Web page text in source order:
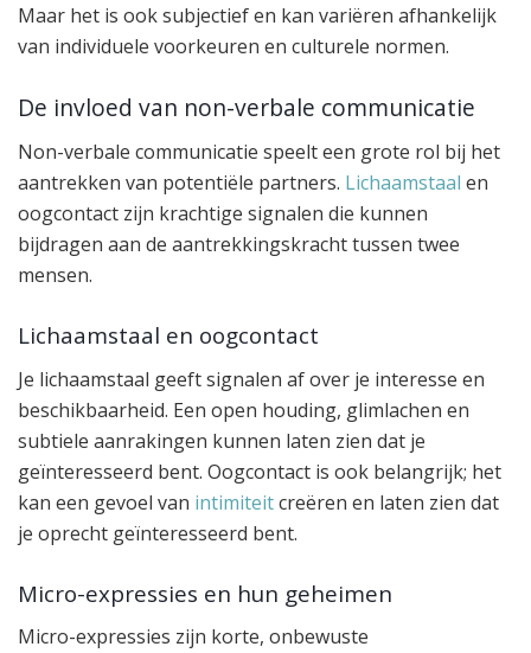
Maar het is ook subjectief en kan variëren afhankelijk
van individuele voorkeuren en culturele normen.
De invloed van non-verbale communicatie
Non-verbale communicatie speelt een grote rol bij het
aantrekken van potentiële partners. Lichaamstaal en
oogcontact zijn krachtige signalen die kunnen
bijdragen aan de aantrekkingskracht tussen twee
mensen.
Lichaamstaal en oogcontact
Je lichaamstaal geeft signalen af over je interesse en
beschikbaarheid. Een open houding, glimlachen en
subtiele aanrakingen kunnen laten zien dat je
geïnteresseerd bent. Oogcontact is ook belangrijk; het
kan een gevoel van intimiteitcreëren en laten zien dat
je oprecht geïnteresseerd bent.
Micro-expressies en hun geheimen
Micro-expressies zijn korte, onbewuste